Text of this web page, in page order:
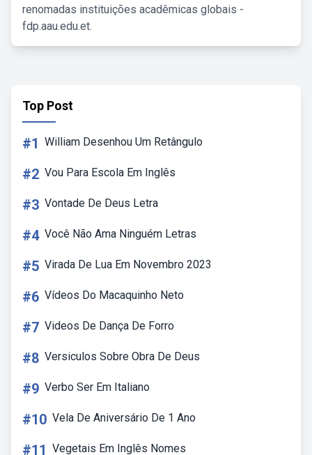
renomadas instituições acadêmicas globais -
fdp.aau.edu.et.
Top Post
#1 William Desenhou Um Retângulo
#2 Vou Para Escola Em Inglês
#3 Vontade De Deus Letra
#4 Você Não Ama Ninguém Letras
#5 Virada De Lua Em Novembro 2023
#6 Vídeos Do Macaquinho Neto
#7 Videos De Dança De Forro
#8 Versiculos Sobre Obra De Deus
#9 Verbo Ser Em Italiano
#10 Vela De Aniversário De 1 Ano
#11 Vegetais Em Inglês Nomes